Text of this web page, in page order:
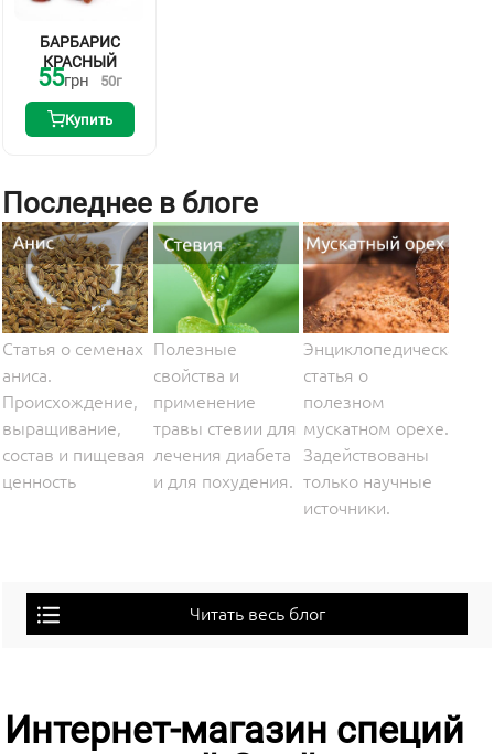
БАРБАРИС
КРАСНЫЙ
55грн 50г
Купить
Последнее в блоге
Статья о семенах
аниса.
Происхождение,
выращивание,
состав и пищевая
ценность
Полезные
свойства и
применение
травы стевии для
лечения диабета
и для похудения.
Энциклопедическая
статья о
полезном
мускатном орехе.
Задействованы
только научные
источники.
Читать весь блог
Интернет-магазин специй